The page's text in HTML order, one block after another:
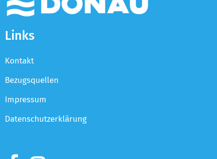
Links
Kontakt
Bezugsquellen
Impressum
Datenschutzerklärung